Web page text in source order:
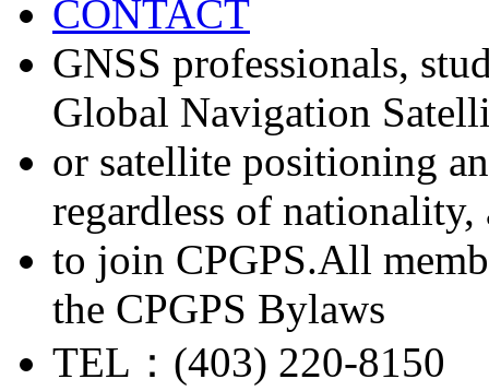
CONTACT
GNSS professionals,
Global Navigation
or satellite positioning
regardless of nationality,
to join CPGPS.All
the CPGPS Bylaws
TEL：(403) 220-8150